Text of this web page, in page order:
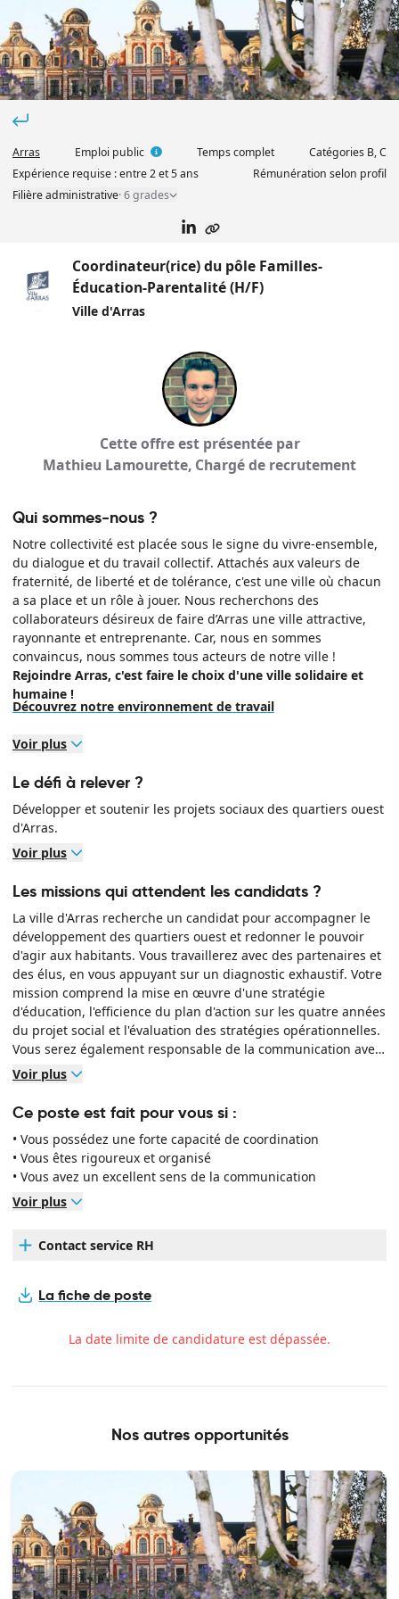
Arras Emploi public Temps complet Catégories B, C
Expérience requise :entre 2 et 5 ans
Rémunération selon profil
Filière administrative·6 grades
Coordinateur(rice) du pôle Familles-
Éducation-Parentalité (H/F)
Ville d'Arras
Cette offre est présentée par
Mathieu Lamourette, Chargé de recrutement
Qui sommes-nous ?
Notre collectivité est placée sous le signe du vivre-ensemble,
du dialogue et du travail collectif. Attachés aux valeurs de
fraternité, de liberté et de tolérance, c'est une ville où chacun
a sa place et un rôle à jouer. Nous recherchons des
collaborateurs désireux de faire d’Arras une ville attractive,
rayonnante et entreprenante. Car, nous en sommes
convaincus, nous sommes tous acteurs de notre ville !
Rejoindre Arras, c'est faire le choix d'une ville solidaire et
humaine !
Découvrez notre environnement de travail
Voir plus
Le défi à relever ?
Développer et soutenir les projets sociaux des quartiers ouest
d'Arras.
Voir plus
Les missions qui attendent les candidats ?
La ville d'Arras recherche un candidat pour accompagner le
développement des quartiers ouest et redonner le pouvoir
d'agir aux habitants. Vous travaillerez avec des partenaires et
des élus, en vous appuyant sur un diagnostic exhaustif. Votre
mission comprend la mise en œuvre d'une stratégie
d'éducation, l'efficience du plan d'action sur les quatre années
du projet social et l'évaluation des stratégies opérationnelles.
Vous serez également responsable de la communication avec
l'ensemble des équipes et assurerez le bon fonctionnement
du pôle.
Voir plus
Ce poste est fait pour vous si :
• Vous possédez une forte capacité de coordination
• Vous êtes rigoureux et organisé
• Vous avez un excellent sens de la communication
Voir plus
Contact service RH
La fiche de poste
La date limite de candidature est dépassée.
Nos autres opportunités